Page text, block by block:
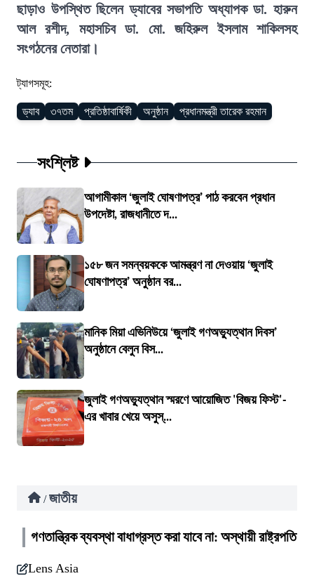
ছাড়াও উপস্থিত ছিলেন ড্যাবের সভাপতি অধ্যাপক ডা. হারুন
আল রশীদ, মহাসচিব ডা. মো. জহিরুল ইসলাম শাকিলসহ
সংগঠনের নেতারা।
ট্যাগসমূহ:
ড্যাব ৩৭তম প্রতিষ্ঠাবার্ষিকী অনুষ্ঠান প্রধানমন্ত্রী তারেক রহমান
সংশ্লিষ্ট
আগামীকাল ‘জুলাই ঘোষণাপত্র’ পাঠ করবেন প্রধান
উপদেষ্টা, রাজধানীতে দ...
১৫৮ জন সমন্বয়ককে আমন্ত্রণ না দেওয়ায় ‘জুলাই
ঘোষণাপত্র’ অনুষ্ঠান বর...
মানিক মিয়া এভিনিউয়ে ‘জুলাই গণঅভ্যুত্থান দিবস’
অনুষ্ঠানে বেলুন বিস...
জুলাই গণঅভ্যুত্থান স্মরণে আয়োজিত 'বিজয় ফিস্ট'-
এর খাবার খেয়ে অসুস্...
/ জাতীয়
গণতান্ত্রিক ব্যবস্থা বাধাগ্রস্ত করা যাবে না: অস্থায়ী রাষ্ট্রপতি
Lens Asia